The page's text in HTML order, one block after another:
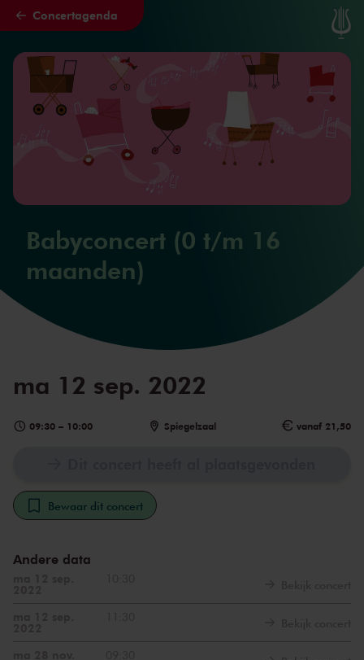
Naar hoofdcontent
Concertagenda
Babyconcert (0 t/m 16
maanden)
ma 12 sep. 2022
09:30 – 10:00 Spiegelzaal vanaf 21,50
Bewaar dit concert
Andere data